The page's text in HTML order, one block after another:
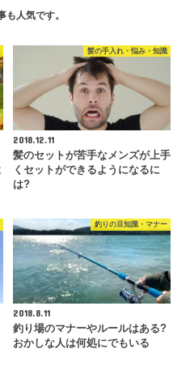
も人気です。
髪の手入れ・悩み・知識
2018.12.11
髪のセットが苦手なメンズが上手
くセットができるようになるに
は?
釣りの豆知識・マナー
2018.8.11
釣り場のマナーやルールはある?
おかしな人は何処にでもいる